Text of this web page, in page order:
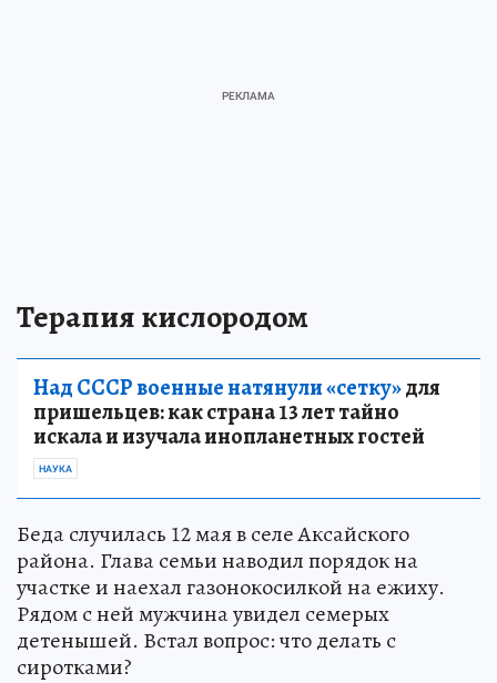
Терапия кислородом
Над СССР военные натянули «сетку»для
пришельцев: как страна 13 лет тайно
искала и изучала инопланетных гостей
НАУКА
Беда случилась 12 мая в селе Аксайского
района. Глава семьи наводил порядок на
участке и наехал газонокосилкой на ежиху.
Рядом с ней мужчина увидел семерых
детенышей. Встал вопрос: что делать с
сиротками?